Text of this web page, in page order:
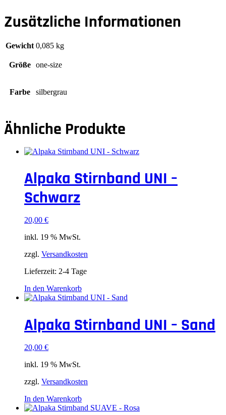
Zusätzliche Informationen
Gewicht 0,085 kg
Größe one-size
Farbe silbergrau
Ähnliche Produkte
Alpaka Stirnband UNI –
Schwarz
20,00 €
inkl. 19 % MwSt.
zzgl. Versandkosten
Lieferzeit: 2-4 Tage
In den Warenkorb
Alpaka Stirnband UNI – Sand
20,00 €
inkl. 19 % MwSt.
zzgl. Versandkosten
In den Warenkorb